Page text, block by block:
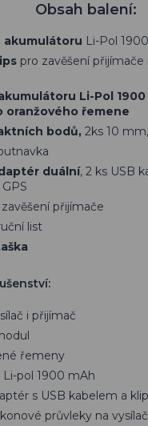
Obsah balení:
akumulátoru Li-Pol
pro zavěšení přijímače
Li-Pol
oranžového řemene
bodů, 2ks 10
duální, 2 ks USB
přijímače
list
i přijímač
řemeny
pol 1900 mAh
s USB kabelem a
průvleky na